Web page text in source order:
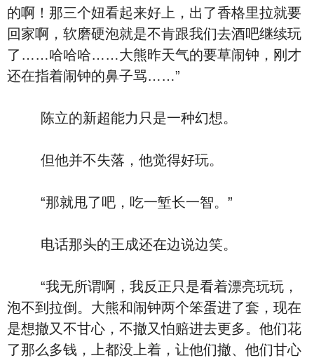
的啊！那三个妞看起来好上，出了香格里拉就要
回家啊，软磨硬泡就是不肯跟我们去酒吧继续玩
了……哈哈哈……大熊昨天气的要草闹钟，刚才
还在指着闹钟的鼻子骂……”
陈立的新超能力只是一种幻想。
但他并不失落，他觉得好玩。
“那就甩了吧，吃一堑长一智。”
电话那头的王成还在边说边笑。
“我无所谓啊，我反正只是看着漂亮玩玩，
泡不到拉倒。大熊和闹钟两个笨蛋进了套，现在
是想撤又不甘心，不撤又怕赔进去更多。他们花
了那么多钱，上都没上着，让他们撤、他们甘心